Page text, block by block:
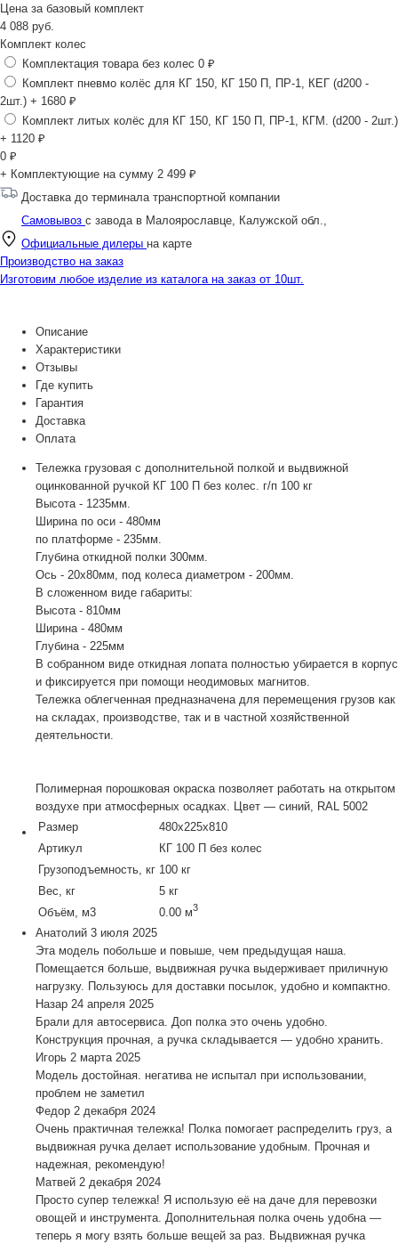
Цена за базовый комплект
4 088 руб.
Комплект колес
Комплектация товара без колес 0 ₽
Комплект пневмо колёс для КГ 150, КГ 150 П, ПР-1, КЕГ (d200 -
2шт.) + 1680 ₽
Комплект литых колёс для КГ 150, КГ 150 П, ПР-1, КГМ. (d200 - 2шт.)
+ 1120 ₽
0 ₽
+ Комплектующие на сумму 2 499 ₽
Доставка до терминала транспортной компании
Самовывоз с завода в Малоярославце, Калужской обл.,
Официальные дилеры на карте
Производство на заказ
Изготовим любое изделие из каталога на заказ от 10шт.
Описание
Характеристики
Отзывы
Где купить
Гарантия
Доставка
Оплата
Тележка грузовая с дополнительной полкой и выдвижной
оцинкованной ручкой КГ 100 П без колес. г/п 100 кг
Высота - 1235мм.
Ширина по оси - 480мм
по платформе - 235мм.
Глубина откидной полки 300мм.
Ось - 20х80мм, под колеса диаметром - 200мм.
В сложенном виде габариты:
Высота - 810мм
Ширина - 480мм
Глубина - 225мм
В собранном виде откидная лопата полностью убирается в корпус
и фиксируется при помощи неодимовых магнитов.
Тележка облегченная предназначена для перемещения грузов как
на складах, производстве, так и в частной хозяйственной
деятельности.
Полимерная порошковая окраска позволяет работать на открытом
воздухе при атмосферных осадках. Цвет — синий, RAL 5002
Размер
480x225x810
Артикул
КГ 100 П без колес
Грузоподъемность, кг 100 кг
Вес, кг
5 кг
Объём, м3
0.00 м3
Анатолий 3 июля 2025
Эта модель побольше и повыше, чем предыдущая наша.
Помещается больше, выдвижная ручка выдерживает приличную
нагрузку. Пользуюсь для доставки посылок, удобно и компактно.
Назар 24 апреля 2025
Брали для автосервиса. Доп полка это очень удобно.
Конструкция прочная, а ручка складывается — удобно хранить.
Игорь 2 марта 2025
Модель достойная. негатива не испытал при использовании,
проблем не заметил
Федор 2 декабря 2024
Очень практичная тележка! Полка помогает распределить груз, а
выдвижная ручка делает использование удобным. Прочная и
надежная, рекомендую!
Матвей 2 декабря 2024
Просто супер тележка! Я использую её на даче для перевозки
овощей и инструмента. Дополнительная полка очень удобна —
теперь я могу взять больше вещей за раз. Выдвижная ручка